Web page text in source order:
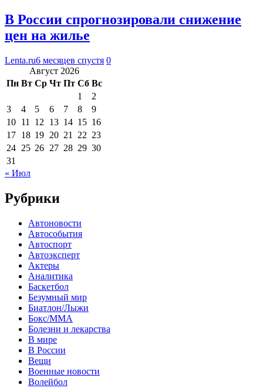
В России спрогнозировали снижение
цен на жилье
Lenta.ru6 месяцев спустя 0
Август 2026
Пн Вт Ср Чт Пт Сб Вс
1
2
3
4 5 6 7 8
9
10 11 12 13 14 15 16
17 18 19 20 21 22 23
24 25 26 27 28 29 30
31
« Июл
Рубрики
Автоновости
Автособытия
Автоспорт
Автоэксперт
Актеры
Аналитика
Баскетбол
Безумный мир
Биатлон/Лыжи
Бокс/MMA
Болезни и лекарства
В мире
В России
Вещи
Военные новости
Волейбол